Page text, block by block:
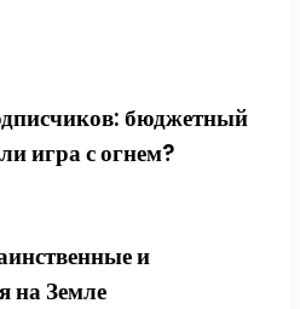
бюджетный
игра с огнем?
и
на Земле